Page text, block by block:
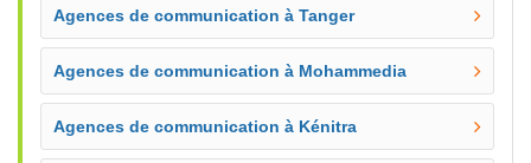
Agences de communication à Tanger
Agences de communication à Mohammedia
Agences de communication à Kénitra